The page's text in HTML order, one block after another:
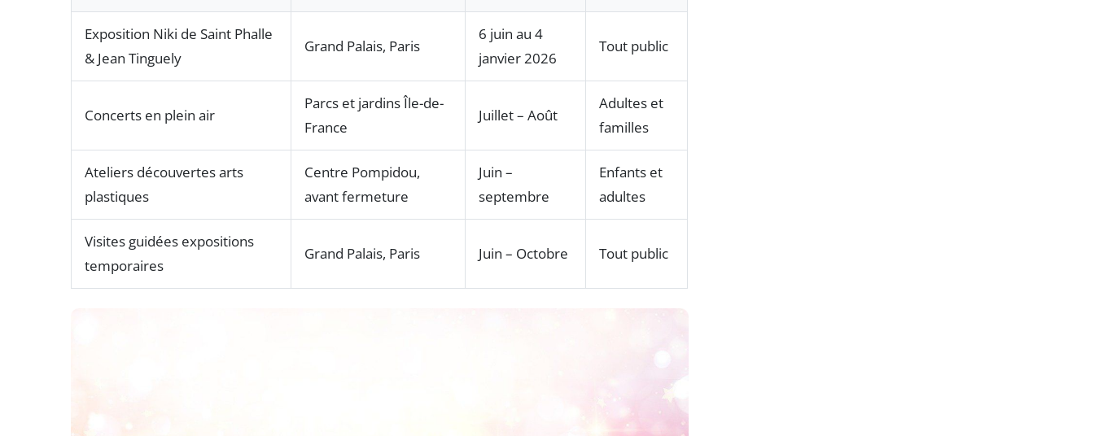
Exposition Niki de Saint Phalle
& Jean Tinguely
Grand Palais, Paris
6 juin au 4
janvier 2026
Tout public
Concerts en plein air
Parcs et jardins Île-de-
France
Juillet – Août
Adultes et
familles
Ateliers découvertes arts
plastiques
Centre Pompidou,
avant fermeture
Juin –
septembre
Enfants et
adultes
Visites guidées expositions
temporaires
Grand Palais, Paris Juin – Octobre Tout public